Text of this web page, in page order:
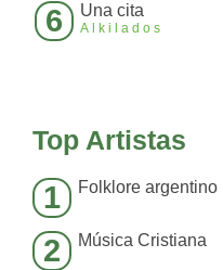
6 Una cita
Alkilados
Top Artistas
1 Folklore argentino
2 Música Cristiana